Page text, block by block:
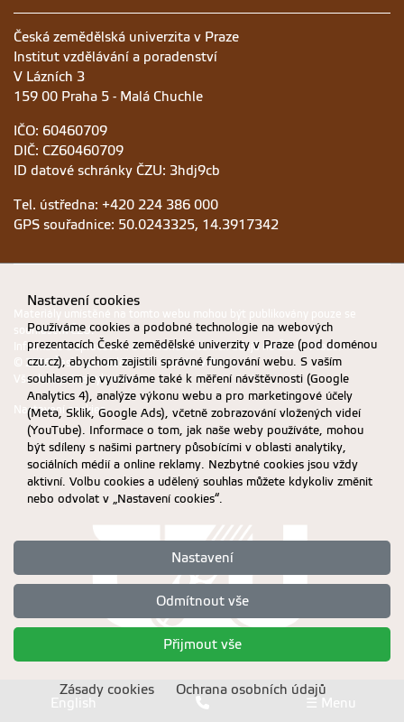
Česká zemědělská univerzita v Praze
Institut vzdělávání a poradenství
V Lázních 3
159 00 Praha 5 - Malá Chuchle
IČO: 60460709
DIČ: CZ60460709
ID datové schránky ČZU: 3hdj9cb
Tel. ústředna: +420 224 386 000
GPS souřadnice: 50.0243325, 14.3917342
souhlasem ČZU.
Informace o zpracování a ochraně osobních údajů na ČZU v Praze.
© 2026 Česká zemědělská univerzita v Praze
Všechna práva vyhrazena
Nastavení cookies
English ☰ Menu
Nastavení cookies
Používáme cookies a podobné technologie na webových
prezentacích České zemědělské univerzity v Praze (pod doménou
czu.cz), abychom zajistili správné fungování webu. S vaším
souhlasem je využíváme také k měření návštěvnosti (Google
Analytics 4), analýze výkonu webu a pro marketingové účely
(Meta, Sklik, Google Ads), včetně zobrazování vložených videí
(YouTube). Informace o tom, jak naše weby používáte, mohou
být sdíleny s našimi partnery působícími v oblasti analytiky,
sociálních médií a online reklamy. Nezbytné cookies jsou vždy
aktivní. Volbu cookies a udělený souhlas můžete kdykoliv změnit
nebo odvolat v „Nastavení cookies“.
Nastavení
Odmítnout vše
Přijmout vše
Zásady cookies Ochrana osobních údajů